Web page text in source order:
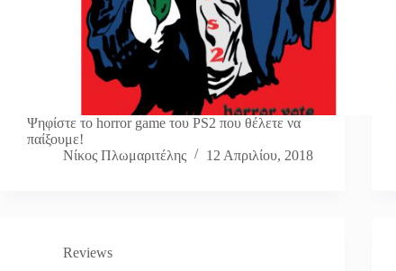
Ψηφίστε το horror game του PS2 που θέλετε να
παίξουμε!
Νίκος Πλωμαριτέλης
12 Απριλίου, 2018
Reviews